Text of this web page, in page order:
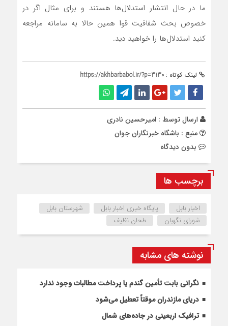
ما در حال انتشار استدلال‌ها هستند و برای مثال اگر در
خصوص بحث شفافیت قوا همین حالا به سامانه مراجعه
کنید استدلال‌ها را خواهید دید.
لینک کوتاه : https://akhbarbabol.ir/?p=3130
ارسال توسط : امیرحسین نادری
منبع : باشگاه خبرنگاران جوان
بدون دیدگاه
برچسب ها
اخبار بابل پایگاه خبری اخبار بابل
شهرستان بابل
شورای نگهبان
طحان نظیف
نوشته های مشابه
نگرانی بابت تأمین گندم یا پرداخت مطالبات وجود ندارد
دریای مازندران موقتاً تعطیل می‌شود
ترافیک اربعینی در جاده‌های شمال